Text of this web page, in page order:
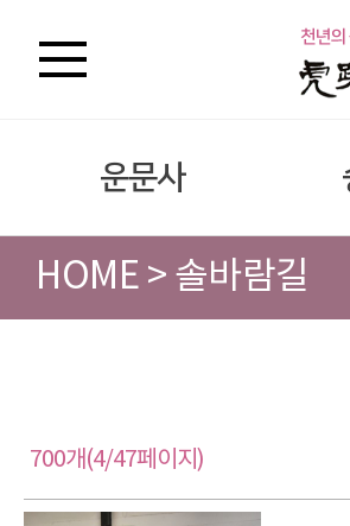
운문사
HOME > 솔바람길
700개(4/47페이지)